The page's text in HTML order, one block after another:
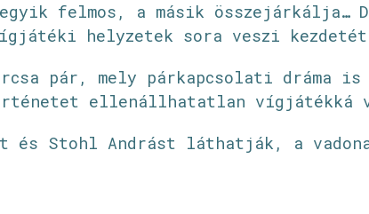
felmos, a másik összejárkálja…
helyzetek sora veszi
pár, mely párkapcsolati dráma is
ellenállhatatlan vígjátékká
és Stohl Andrást láthatják, a